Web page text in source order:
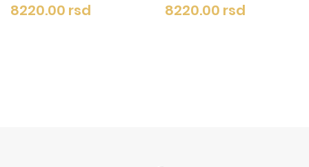
8220.00 rsd
-
dvoslojna